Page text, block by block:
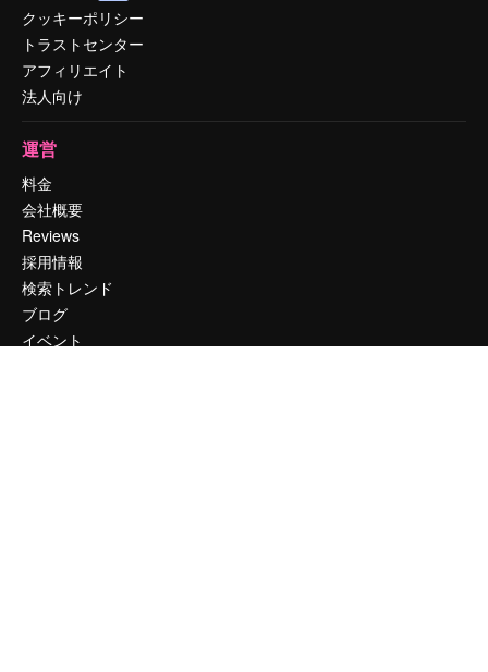
クッキーポリシー
トラストセンター
アフィリエイト
法人向け
運営
料金
会社概要
Reviews
採用情報
検索トレンド
ブログ
イベント